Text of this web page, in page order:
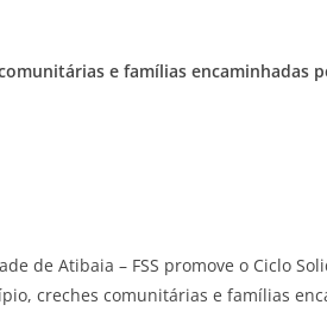
e famílias encaminhadas
de Atibaia – FSS promove o Ciclo
creches comunitárias e famílias